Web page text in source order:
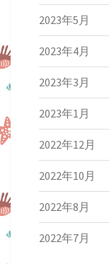
2023年5月
2023年4月
2023年3月
2023年1月
2022年12月
2022年10月
2022年8月
2022年7月